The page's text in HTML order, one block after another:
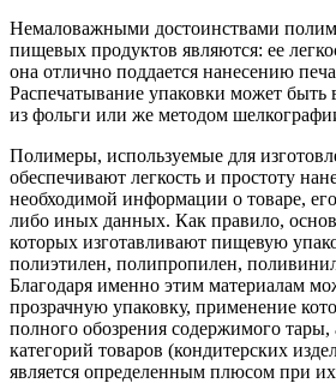
Немаловажными достоинствами
пищевых продуктов являются: ее
она отлично поддается нанесению
Распечатывание упаковки может
из фольги или же методом
Полимеры, используемые для
обеспечивают легкость и простоту
необходимой информации о товаре,
либо иных данных. Как правило,
которых изготавливают пищевую
полиэтилен, полипропилен,
Благодаря именно этим материалам
прозрачную упаковку, применение
полного обозрения содержимого тары,
категорий товаров (кондитерских
является определенным плюсом при